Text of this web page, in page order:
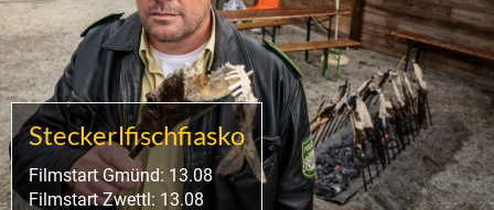
Steckerlfischfiasko
Filmstart Gmünd: 13.08
Filmstart Zwettl: 13.08